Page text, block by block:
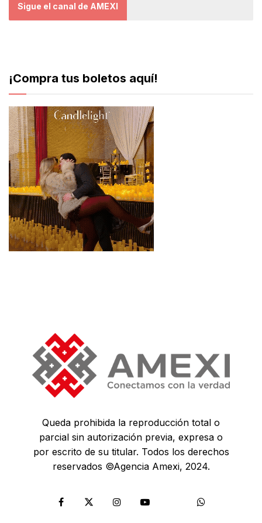
Sigue el canal de AMEXI
¡Compra tus boletos aquí!
Queda prohibida la reproducción total o
parcial sin autorización previa, expresa o
por escrito de su titular. Todos los derechos
reservados ©Agencia Amexi, 2024.